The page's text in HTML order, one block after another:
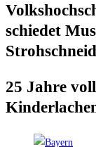
schie­det
25 Jah­re